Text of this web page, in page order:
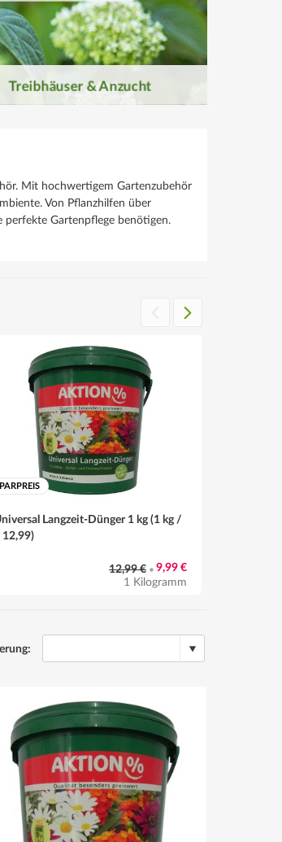
Treibhäuser & Anzucht
Mit hochwertigem Gartenzubehör
Von Pflanzhilfen über
perfekte Gartenpflege benötigen.
Langzeit-Dünger 1 kg (1 kg /
12,99)
12,99 € • 9,99 €
1 Kilogramm